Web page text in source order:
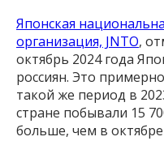
Японская
организация, JNTO,
октябрь 2024 года
россиян. Это
такой же период в
стране побывали 15
больше, чем в октябре